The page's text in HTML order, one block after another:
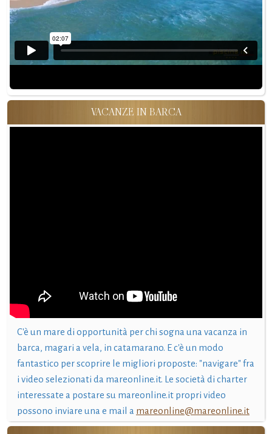
VACANZE IN BARCA
C'è un mare di opportunità per chi sogna una vacanza in
barca, magari a vela, in catamarano. E c'è un modo
fantastico per scoprire le migliori proposte: "navigare" fra
i video selezionati da mareonline.it. Le società di charter
interessate a postare su mareonline.it propri video
possono inviare una e mail a mareonline@mareonline.it